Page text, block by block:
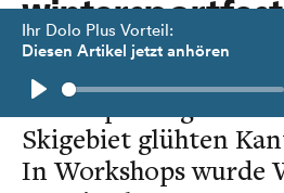
Ihr Dolo Plus Vorteil:
Diesen Artikel jetzt anhören
Play
Wintersport­fest
Egger-Lienz
Beim Sporttag im
Skigebiet glühten
In Workshops wurde